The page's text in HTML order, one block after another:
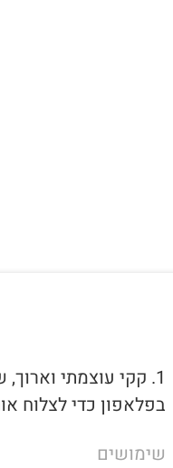
בפלאפון כדי לצלוח
שימושים